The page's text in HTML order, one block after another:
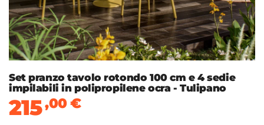
Set pranzo tavolo rotondo 100 cm e 4 sedie
impilabili in polipropilene ocra - Tulipano
215,00€